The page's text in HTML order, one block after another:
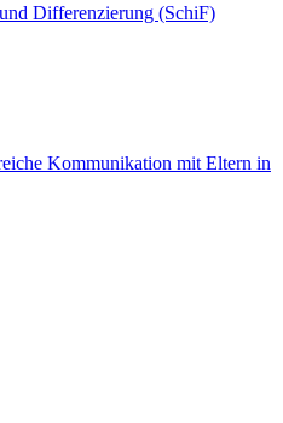
Differenzierung (SchiF)
Kommunikation mit Eltern in